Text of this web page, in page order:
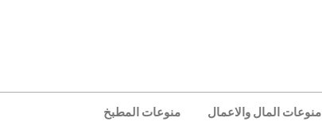
منوعات المال والاعمال منوعات المطبخ